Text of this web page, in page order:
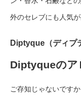
外のセレブにも人気
Diptyque（ディプ
Diptyqueのア
ご存知じゃないです